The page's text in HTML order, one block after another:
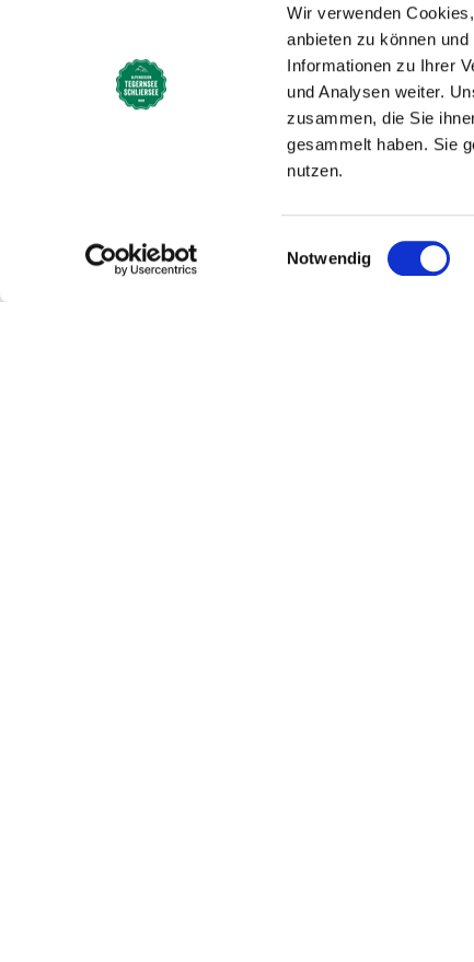
Wir verwenden
anbieten zu können
Informationen zu Ihrer
und Analysen weiter.
zusammen, die Sie
gesammelt haben. Sie
nutzen.
Einwilligungsauswahl
Notwendig
Startseite Geniessen
Die Einkaufsstadt